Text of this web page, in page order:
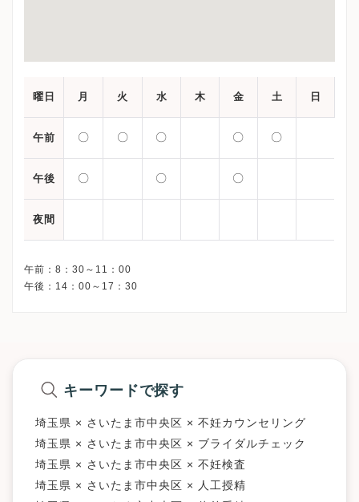
曜日 月 火 水 木 金 土 日
午前 〇 〇 〇 〇 〇
午後 〇 〇 〇
夜間
午前：8：30～11：00
キーワードで探す
埼玉県 × さいたま市中央区 × 不妊カウンセリング
埼玉県 × さいたま市中央区 × ブライダルチェック
埼玉県 × さいたま市中央区 × 不妊検査
埼玉県 × さいたま市中央区 × 人工授精